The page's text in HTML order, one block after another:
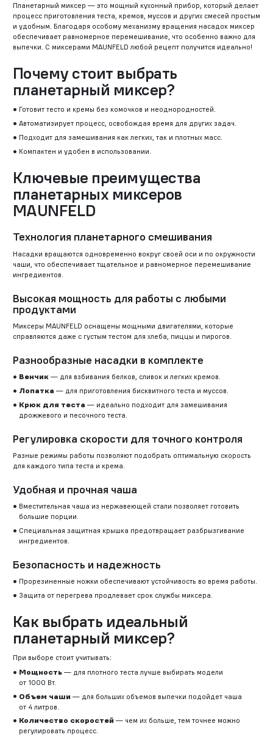
Планетарный миксер — это мощный кухонный прибор, который делает
процесс приготовления теста, кремов, муссов и других смесей простым
и удобным. Благодаря особому механизму вращения насадок миксер
обеспечивает равномерное перемешивание, что особенно важно для
выпечки. С миксерами MAUNFELD любой рецепт получится идеально!
Почему стоит выбрать
планетарный миксер?
Готовит тесто и кремы без комочков и неоднородностей.
Автоматизирует процесс, освобождая время для других задач.
Подходит для замешивания как легких, так и плотных масс.
Компактен и удобен в использовании.
Ключевые преимущества
планетарных миксеров
MAUNFELD
Технология планетарного смешивания
Насадки вращаются одновременно вокруг своей оси и по окружности
чаши, что обеспечивает тщательное и равномерное перемешивание
ингредиентов.
Высокая мощность для работы с любыми
продуктами
Миксеры MAUNFELD оснащены мощными двигателями, которые
справляются даже с густым тестом для хлеба, пиццы и пирогов.
Разнообразные насадки в комплекте
Венчик — для взбивания белков, сливок и легких кремов.
Лопатка — для приготовления бисквитного теста и муссов.
Крюк для теста — идеально подходит для замешивания
дрожжевого и песочного теста.
Регулировка скорости для точного контроля
Разные режимы работы позволяют подобрать оптимальную скорость
для каждого типа теста и крема.
Удобная и прочная чаша
Вместительная чаша из нержавеющей стали позволяет готовить
большие порции.
Специальная защитная крышка предотвращает разбрызгивание
ингредиентов.
Безопасность и надежность
Прорезиненные ножки обеспечивают устойчивость во время работы.
Защита от перегрева продлевает срок службы миксера.
Как выбрать идеальный
планетарный миксер?
При выборе стоит учитывать:
Мощность — для плотного теста лучше выбирать модели
от 1000 Вт.
Объем чаши — для больших объемов выпечки подойдет чаша
от 4 литров.
Количество скоростей — чем их больше, тем точнее можно
регулировать процесс.